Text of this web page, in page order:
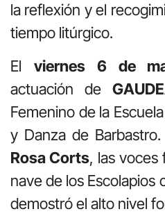
la reflexión y el
tiempo litúrgico.
El viernes 6 de
actuación de
Femenino de la
y Danza de
Rosa Corts, las voces
nave de los
demostró el alto nivel